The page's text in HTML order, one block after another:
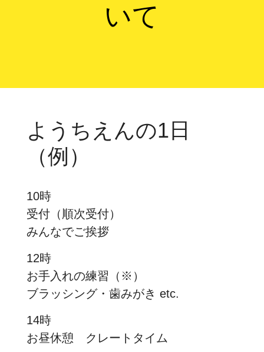
いて
ようちえんの1日
（例）
10時
受付（順次受付）
みんなでご挨拶
12時
お手入れの練習（※）
ブラッシング・歯みがき etc.
14時
お昼休憩 クレートタイム